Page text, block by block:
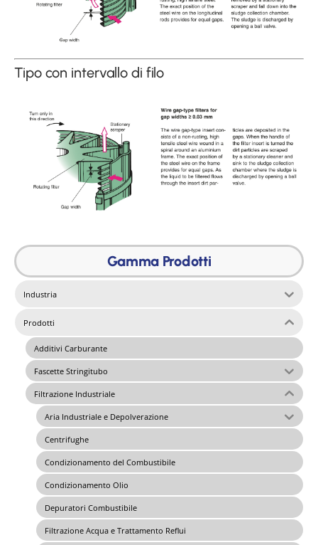
Gamma Prodotti
Industria
Prodotti
Additivi Carburante
Fascette Stringitubo
Filtrazione Industriale
Aria Industriale e Depolverazione
Centrifughe
Condizionamento del Combustibile
Condizionamento Olio
Depuratori Combustibile
Filtrazione Acqua e Trattamento Reflui
Tipo con intervallo di filo